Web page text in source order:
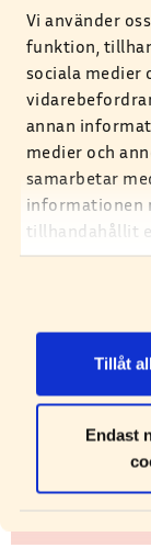
Vi använder
funktion,
sociala medier
annan
medier och
samarbetar
informationen
tillhandahållit
använt deras
cookies du
Tillåt
Endast
Öka antalet